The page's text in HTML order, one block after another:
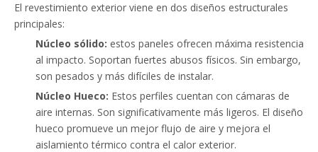
El revestimiento exterior viene en dos diseños estructurales
principales:
Núcleo sólido: estos paneles ofrecen máxima resistencia
al impacto. Soportan fuertes abusos físicos. Sin embargo,
son pesados ​​y más difíciles de instalar.
Núcleo Hueco: Estos perfiles cuentan con cámaras de
aire internas. Son significativamente más ligeros. El diseño
hueco promueve un mejor flujo de aire y mejora el
aislamiento térmico contra el calor exterior.